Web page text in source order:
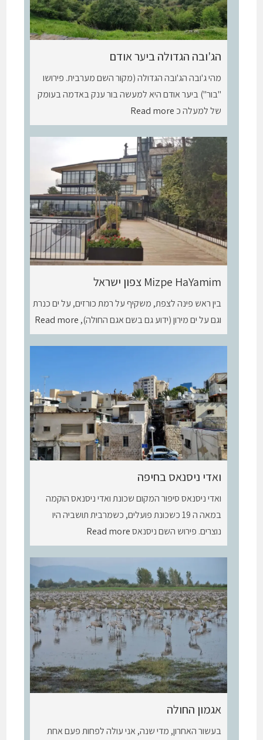
הג'ובה הגדולה ביער אודם
מהי ג'ובה הג'ובה הגדולה (מקור השם מערבית. פירושו
"בור") ביער אודם היא למעשה בור ענק באדמה בעומק
של למעלה כ Read more
Mizpe HaYamim צפון ישראל
בין ראש פינה לצפת, משקיף על רמת כורזים, על ים כנרת
וגם על ים מירון (ידוע גם בשם אגם החולה), Read more
ואדי ניסנאס בחיפה
ואדי ניסנאס סיפור המקום שכונת ואדי ניסנאס הוקמה
במאה ה 19 כשכונת פועלים, כשמרבית תושביה היו
נוצרים. פירוש השם ניסנאסRead more
אגמון החולה
בעשור האחרון, מדי שנה, אני עולה לפחות פעם אחת